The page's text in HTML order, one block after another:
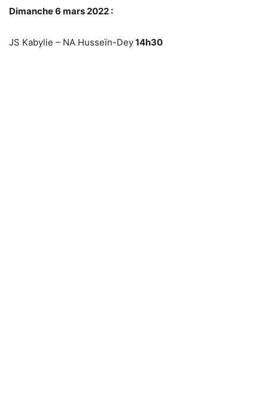
Dimanche 6 mars 2022 :
JS Kabylie – NA Husseïn-Dey14h30